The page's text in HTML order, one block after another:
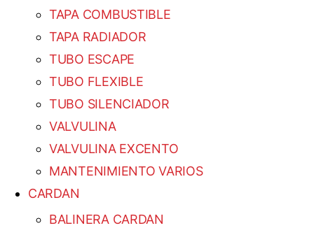
TAPA COMBUSTIBLE
TAPA RADIADOR
TUBO ESCAPE
TUBO FLEXIBLE
TUBO SILENCIADOR
VALVULINA
VALVULINA EXCENTO
MANTENIMIENTO VARIOS
CARDAN
BALINERA CARDAN